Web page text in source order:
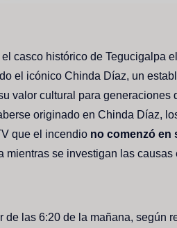
casco histórico de Tegucigalpa
el icónico Chinda Díaz, un
valor cultural para
originado en Chinda Díaz,
que el incendio no comenzó en
mientras se investigan las causas
de las 6:20 de la mañana, según